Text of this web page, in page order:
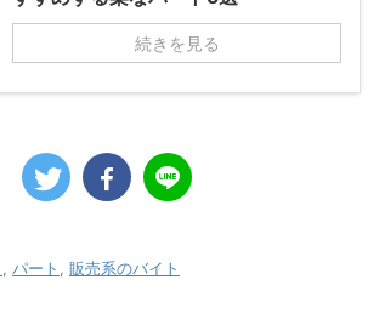
続きを見る
パート 販売系のバイト